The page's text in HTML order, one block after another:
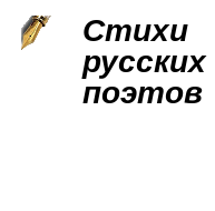
Стихи
русских
поэтов